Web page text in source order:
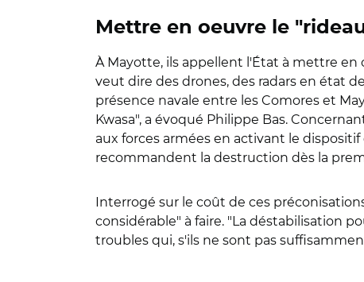
Mettre en oeuvre le
À Mayotte, ils appellent l'État à mettre en
veut dire des drones, des radars en état
présence navale entre les Comores et
Kwasa", a évoqué Philippe Bas.
aux forces armées en activant le
recommandent la destruction dès la
Interrogé sur le coût de ces
considérable" à faire. "La déstabilisation
troubles qui, s'ils ne sont pas